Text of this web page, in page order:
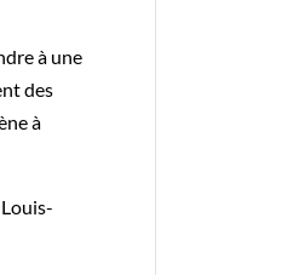
à une
des
à